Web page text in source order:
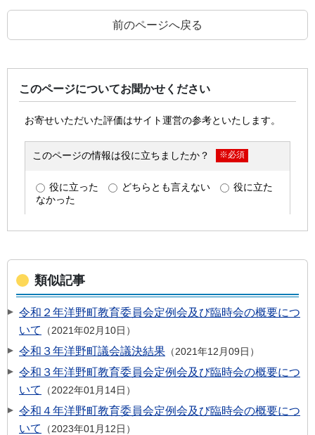
前のページへ戻る
このページについてお聞かせください
類似記事
令和２年洋野町教育委員会定例会及び臨時会の概要につ
いて
2021年02月10日
令和３年洋野町議会議決結果 2021年12月09日
令和３年洋野町教育委員会定例会及び臨時会の概要につ
いて
2022年01月14日
令和４年洋野町教育委員会定例会及び臨時会の概要につ
いて
2023年01月12日